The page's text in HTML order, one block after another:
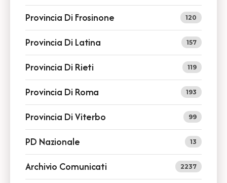
Provincia Di Frosinone 120
Provincia Di Latina 157
Provincia Di Rieti 119
Provincia Di Roma 193
Provincia Di Viterbo 99
PD Nazionale 13
Archivio Comunicati 2237